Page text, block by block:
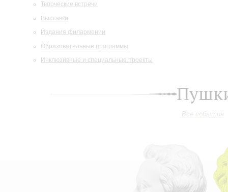
Творческие встречи
Выставки
Издания филармонии
Образовательные программы
Инклюзивные и специальные проекты
Все события